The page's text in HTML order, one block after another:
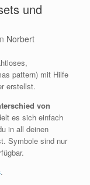
und
Norbert
pattern) mit Hilfe
erstellst.
von
es sich einfach
in all deinen
Symbole sind nur
.